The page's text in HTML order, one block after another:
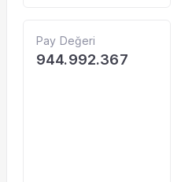
Pay Değeri
944.992.367